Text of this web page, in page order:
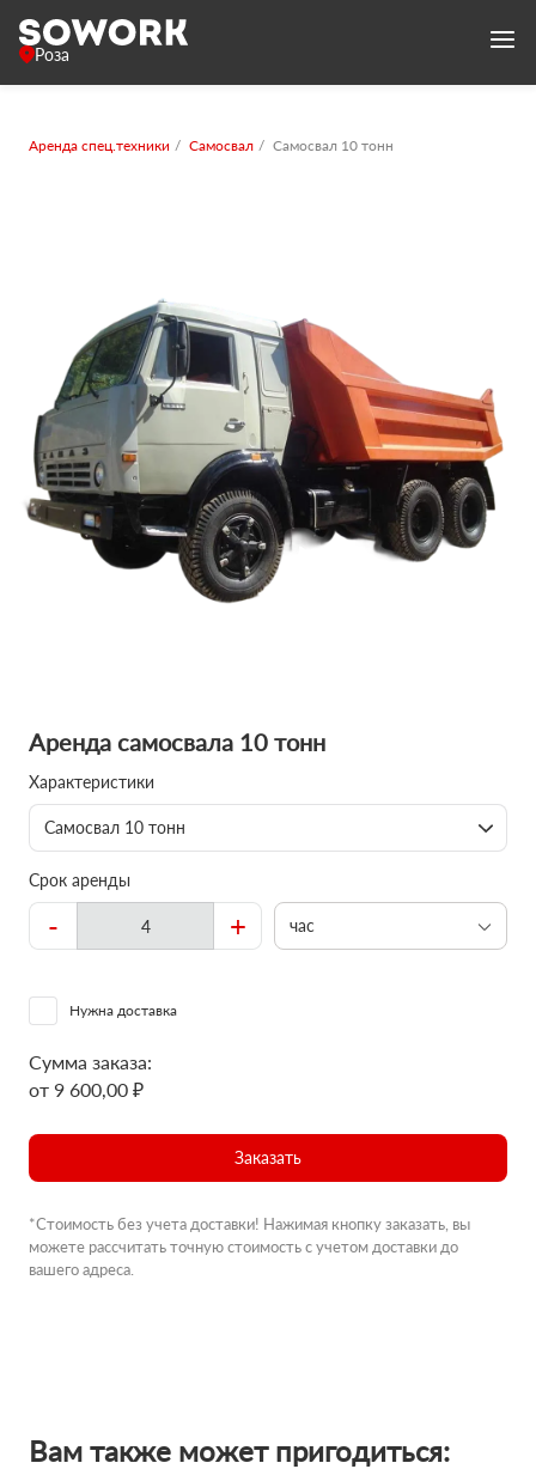
Роза
Аренда спец.техники Самосвал Самосвал 10 тонн
Аренда самосвала 10 тонн
Характеристики
Самосвал 10 тонн
Срок аренды
- + час
Нужна доставка
Сумма заказа:
от 9 600,00 ₽
Заказать
*Стоимость без учета доставки! Нажимая кнопку заказать, вы
можете рассчитать точную стоимость с учетом доставки до
вашего адреса.
Вам также может пригодиться: